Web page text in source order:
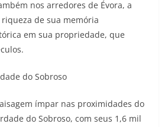
nos arredores de Évora, a
de sua memória
em sua propriedade, que
do Sobroso
ímpar nas proximidades do
do Sobroso, com seus 1,6 mil